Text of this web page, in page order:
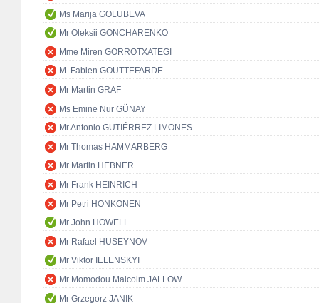
Ms Marija GOLUBEVA
Mr Oleksii GONCHARENKO
Mme Miren GORROTXATEGI
M. Fabien GOUTTEFARDE
Mr Martin GRAF
Ms Emine Nur GÜNAY
Mr Antonio GUTIÉRREZ LIMONES
Mr Thomas HAMMARBERG
Mr Martin HEBNER
Mr Frank HEINRICH
Mr Petri HONKONEN
Mr John HOWELL
Mr Rafael HUSEYNOV
Mr Viktor IELENSKYI
Mr Momodou Malcolm JALLOW
Mr Grzegorz JANIK